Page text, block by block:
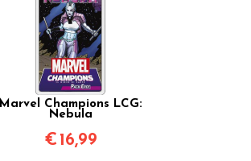
Marvel Champions LCG:
Nebula
€ 16,99